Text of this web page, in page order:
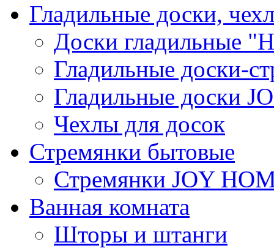
Гладильные доски,
Доски гладильные
Гладильные доски-
Гладильные доски
Чехлы для досок
Стремянки бытовые
Стремянки JOY
Ванная комната
Шторы и штанги